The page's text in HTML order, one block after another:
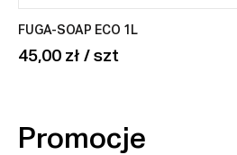
FUGA-SOAP ECO 1L
45,00 zł / szt
Promocje